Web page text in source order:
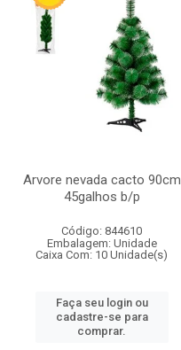
Arvore nevada cacto 90cm
45galhos b/p
Código: 844610
Embalagem: Unidade
Caixa Com: 10 Unidade(s)
Faça seu login ou
cadastre-se para
comprar.